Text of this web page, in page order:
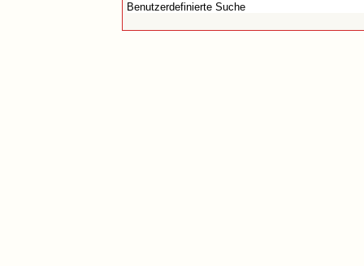
Benutzerdefinierte Suche